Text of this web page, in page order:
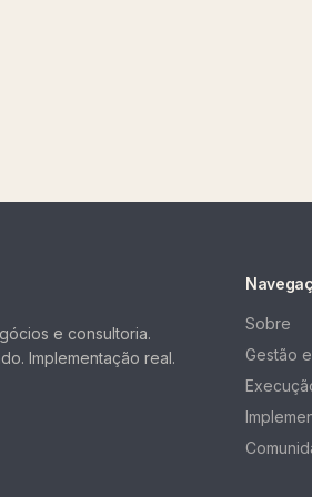
e consultoria.
Implementação real.
Sobre
Gestão